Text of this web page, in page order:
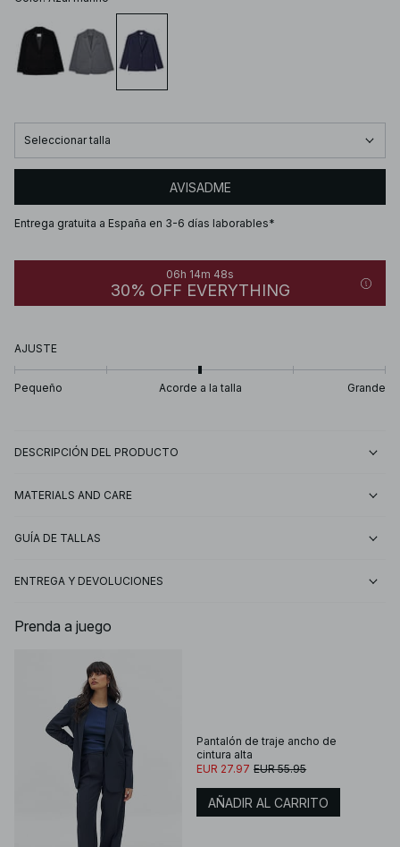
Seleccionar talla
AVISADME
Entrega gratuita a España en 3-6 días laborables*
06h 14m 48s
30% OFF EVERYTHING
AJUSTE
Pequeño Acorde a la talla Grande
DESCRIPCIÓN DEL PRODUCTO
MATERIALS AND CARE
GUÍA DE TALLAS
ENTREGA Y DEVOLUCIONES
Prenda a juego
Pantalón de traje ancho ​​de
cintura alta
EUR 27.97 EUR 55.95
AÑADIR AL CARRITO